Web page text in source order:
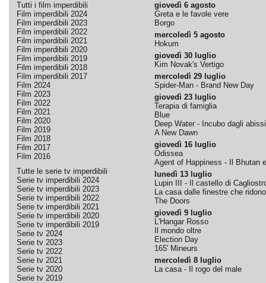
Tutti i film imperdibili
Film imperdibili 2024
Film imperdibili 2023
Film imperdibili 2022
Film imperdibili 2021
Film imperdibili 2020
Film imperdibili 2019
Film imperdibili 2018
Film imperdibili 2017
Film 2024
Film 2023
Film 2022
Film 2021
Film 2020
Film 2019
Film 2018
Film 2017
Film 2016
Tutte le serie tv imperdibili
Serie tv imperdibili 2024
Serie tv imperdibili 2023
Serie tv imperdibili 2022
Serie tv imperdibili 2021
Serie tv imperdibili 2020
Serie tv imperdibili 2019
Serie tv 2024
Serie tv 2023
Serie tv 2022
Serie tv 2021
Serie tv 2020
Serie tv 2019
giovedì 6 agosto
Greta e le favole vere
Borgo
mercoledì 5 agosto
Hokum
giovedì 30 luglio
Kim Novak's Vertigo
mercoledì 29 luglio
Spider-Man - Brand New Day
giovedì 23 luglio
Terapia di famiglia
Blue
Deep Water - Incubo dagli abissi
A New Dawn
giovedì 16 luglio
Odissea
Agent of Happiness - Il Bhutan
lunedì 13 luglio
Lupin III - Il castello di
La casa dalle finestre che ridono
The Doors
giovedì 9 luglio
L'Hangar Rosso
Il mondo oltre
Election Day
165' Mineurs
mercoledì 8 luglio
La casa - Il rogo del male